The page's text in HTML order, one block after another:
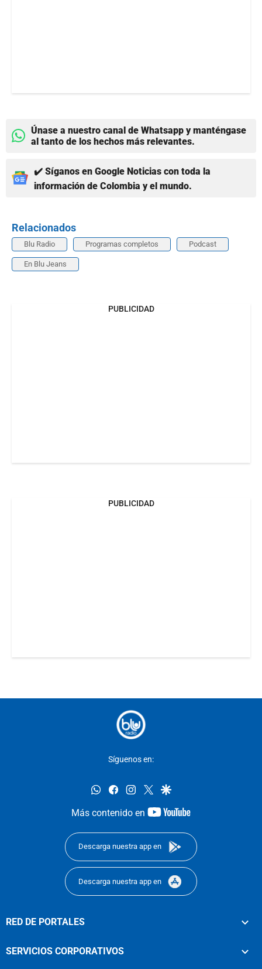
Únase a nuestro canal de Whatsapp y manténgase
al tanto de los hechos más relevantes.
✔️ Síganos en Google Noticias con toda la
información de Colombia y el mundo.
Relacionados
Blu Radio Programas completos Podcast
En Blu Jeans
PUBLICIDAD
PUBLICIDAD
Síguenos en:
whatsappfacebookinstagram
twittergoogle
Más contenido en
youtube-
Descarga nuestra app en
Descarga nuestra app en
RED DE PORTALES
SERVICIOS CORPORATIVOS